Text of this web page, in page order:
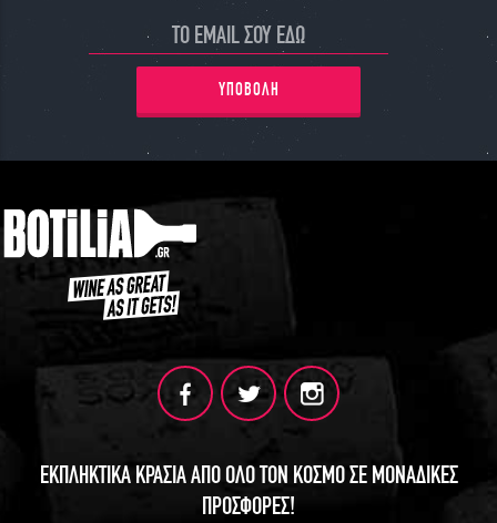
ΥΠΟΒΟΛΗ
ΕΚΠΛΗΚΤΙΚΑ ΚΡΑΣΙΑ ΑΠΟ ΟΛΟ ΤΟΝ ΚΟΣΜΟ ΣΕ ΜΟΝΑΔΙΚΕΣ
ΠΡΟΣΦΟΡΕΣ!